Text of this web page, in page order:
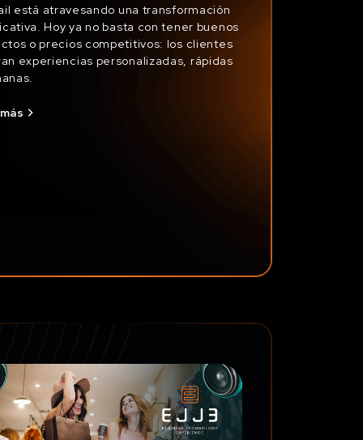
está atravesando una transformación
Hoy ya no basta con tener buenos
o precios competitivos: los clientes
experiencias personalizadas, rápidas